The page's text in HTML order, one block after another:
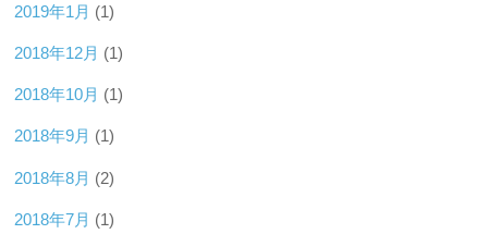
2019年1月 (1)
2018年12月 (1)
2018年10月 (1)
2018年9月 (1)
2018年8月 (2)
2018年7月 (1)